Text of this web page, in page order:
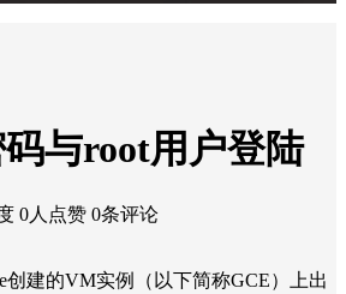
与root用户登陆
0人点赞 0条评论
创建的VM实例（以下简称GCE）上出